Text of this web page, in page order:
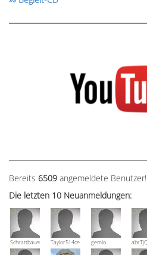
Bereits 6509 angemeldete Benutzer!
Die letzten 10 Neuanmeldungen:
Schrattbauer Taylor514ce gemlo